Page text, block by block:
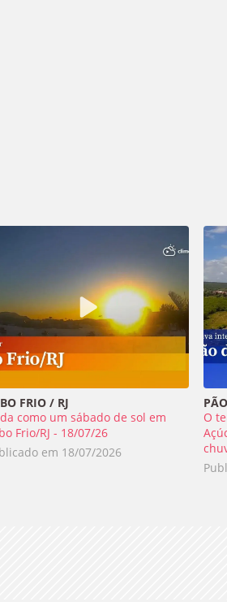
FRIO / RJ
como um sábado de sol em
Frio/RJ - 18/07/26
em 18/07/2026
O